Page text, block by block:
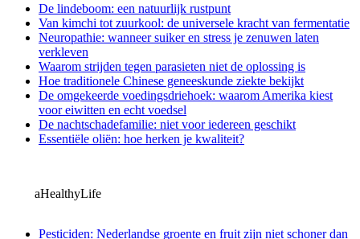
De lindeboom: een natuurlijk rustpunt
Van kimchi tot zuurkool: de universele kracht van fermentatie
Neuropathie: wanneer suiker en stress je zenuwen laten
verkleven
Waarom strijden tegen parasieten niet de oplossing is
Hoe traditionele Chinese geneeskunde ziekte bekijkt
De omgekeerde voedingsdriehoek: waarom Amerika kiest
voor eiwitten en echt voedsel
De nachtschadefamilie: niet voor iedereen geschikt
Essentiële oliën: hoe herken je kwaliteit?
aHealthyLife
Pesticiden: Nederlandse groente en fruit zijn niet schoner dan